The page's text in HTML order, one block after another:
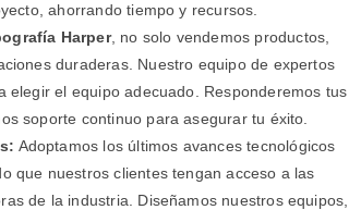
ahorrando tiempo y recursos.
Harper, no solo vendemos productos,
duraderas. Nuestro equipo de expertos
elegir el equipo adecuado. Responderemos tus
soporte continuo para asegurar tu éxito.
Adoptamos los últimos avances tecnológicos
que nuestros clientes tengan acceso a las
de la industria. Diseñamos nuestros equipos,